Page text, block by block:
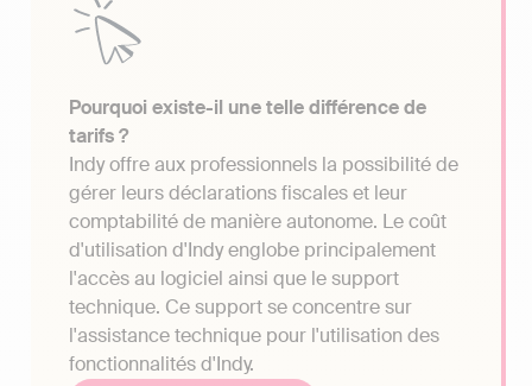
Pourquoi existe-il une telle différence de
tarifs ?
Indy offre aux professionnels la possibilité de
gérer leurs déclarations fiscales et leur
comptabilité de manière autonome. Le coût
d'utilisation d'Indy englobe principalement
l'accès au logiciel ainsi que le support
technique. Ce support se concentre sur
l'assistance technique pour l'utilisation des
fonctionnalités d'Indy.